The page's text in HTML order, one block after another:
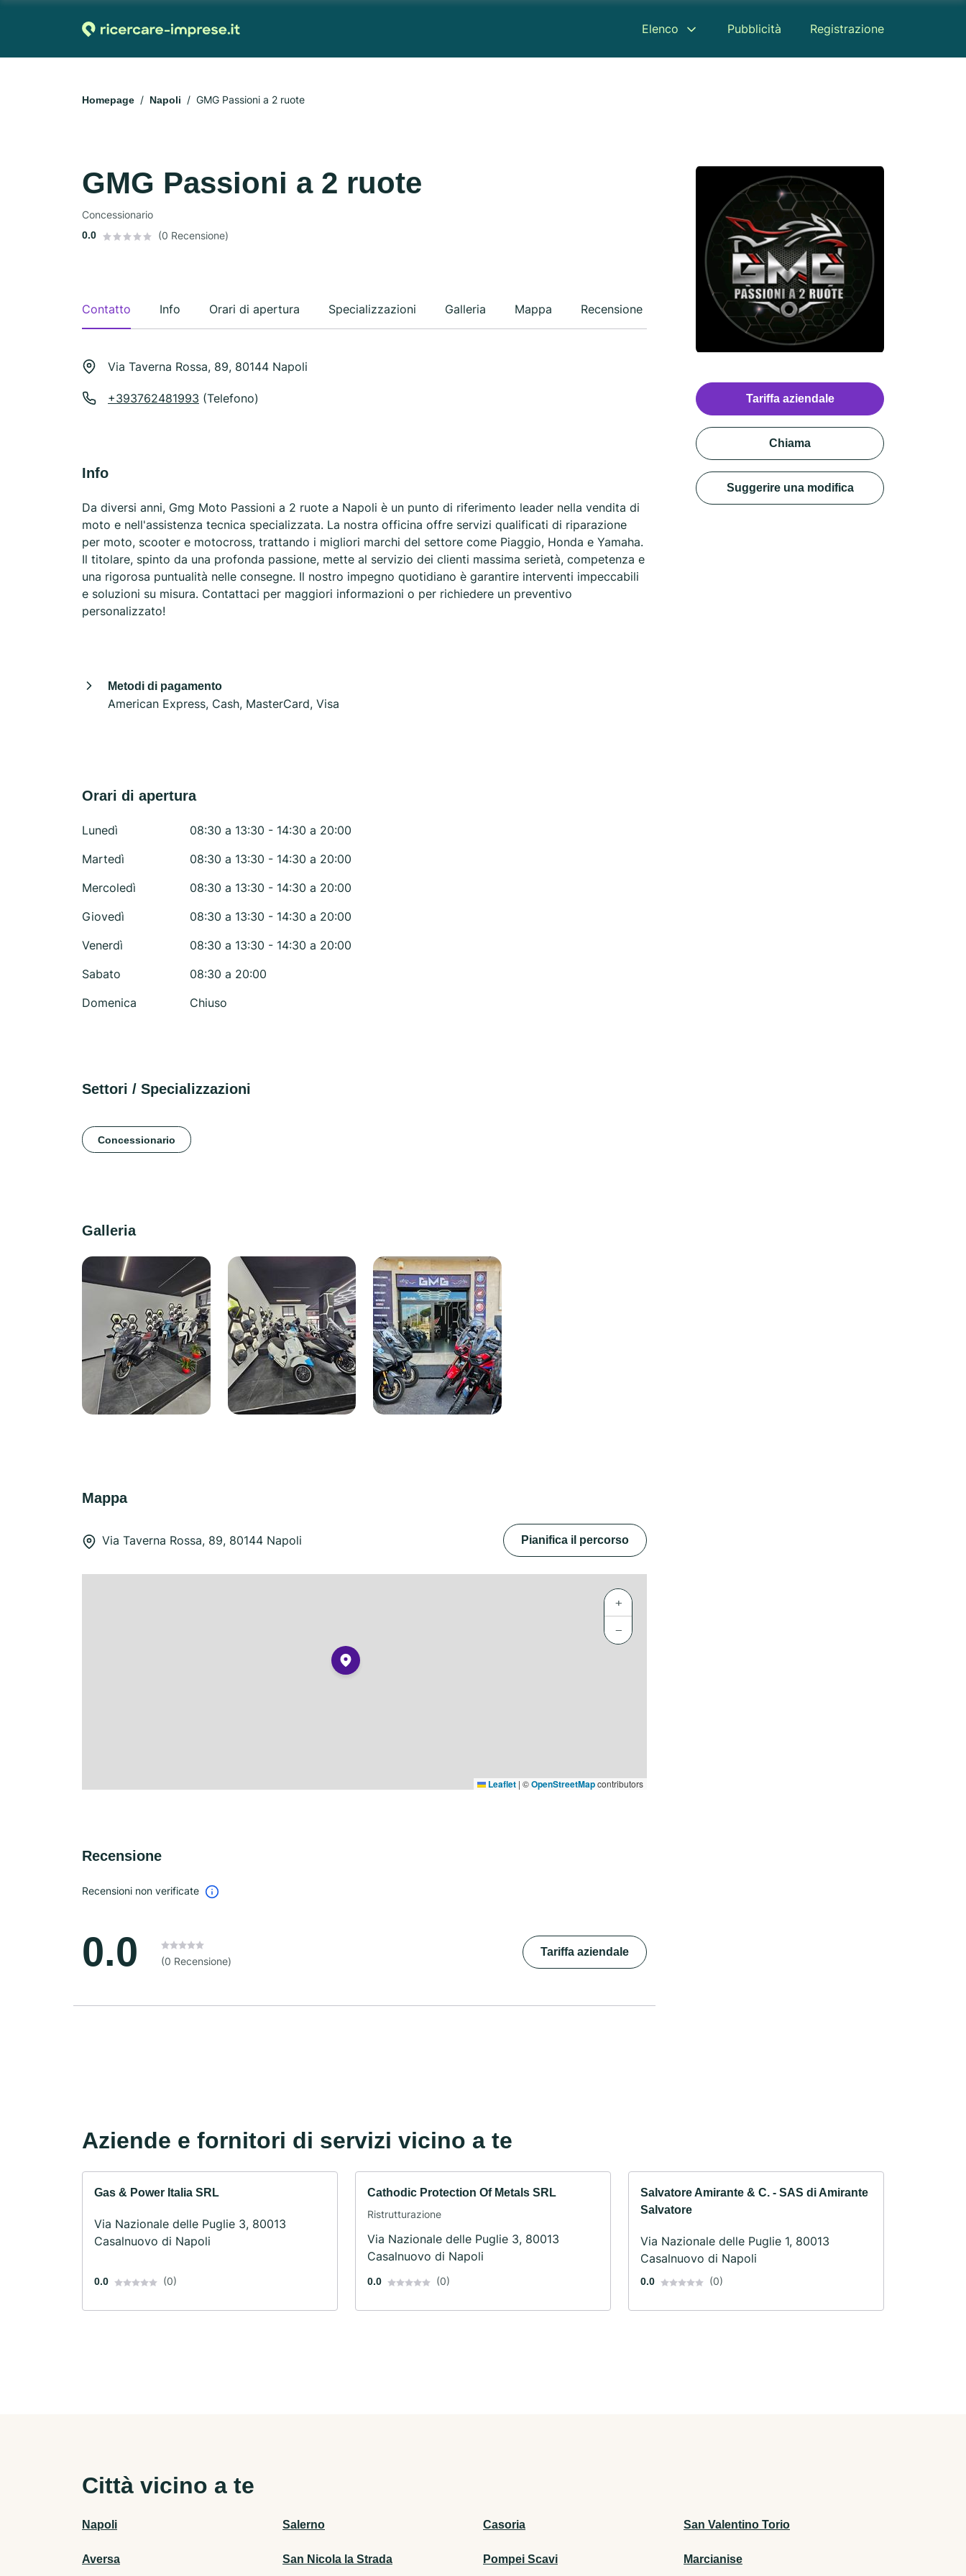
Elenco Pubblicità Registrazione
Homepage Napoli GMG Passioni a 2 ruote
GMG Passioni a 2 ruote
Concessionario
0.0 (0 Recensione)
Contatto Info Orari di apertura Specializzazioni Galleria Mappa Recensione
Via Taverna Rossa, 89, 80144 Napoli
+393762481993 (Telefono)
Info
Da diversi anni, Gmg Moto Passioni a 2 ruote a Napoli è un punto di riferimento leader nella vendita di
moto e nell'assistenza tecnica specializzata. La nostra officina offre servizi qualificati di riparazione
per moto, scooter e motocross, trattando i migliori marchi del settore come Piaggio, Honda e Yamaha.
Il titolare, spinto da una profonda passione, mette al servizio dei clienti massima serietà, competenza e
una rigorosa puntualità nelle consegne. Il nostro impegno quotidiano è garantire interventi impeccabili
e soluzioni su misura. Contattaci per maggiori informazioni o per richiedere un preventivo
personalizzato!
Metodi di pagamento
American Express, Cash, MasterCard, Visa
Orari di apertura
Lunedì
08:30 a 13:30 - 14:30 a 20:00
Martedì
08:30 a 13:30 - 14:30 a 20:00
Mercoledì
08:30 a 13:30 - 14:30 a 20:00
Giovedì
08:30 a 13:30 - 14:30 a 20:00
Venerdì
08:30 a 13:30 - 14:30 a 20:00
Sabato
08:30 a 20:00
Domenica
Chiuso
Settori / Specializzazioni
Concessionario
Galleria
Mappa
Via Taverna Rossa, 89, 80144 Napoli Pianifica il percorso
+
−
Leaflet | ©OpenStreetMapcontributors
Recensione
Recensioni non verificate
0.0 (0 Recensione)
Tariffa aziendale
Tariffa aziendale
Chiama
Suggerire una modifica
Aziende e fornitori di servizi vicino a te
Gas & Power Italia SRL
Via Nazionale delle Puglie 3, 80013
Casalnuovo di Napoli
0.0 (0)
Cathodic Protection Of Metals SRL
Ristrutturazione
Via Nazionale delle Puglie 3, 80013
Casalnuovo di Napoli
0.0 (0)
Salvatore Amirante & C. - SAS di Amirante
Salvatore
Via Nazionale delle Puglie 1, 80013
Casalnuovo di Napoli
0.0 (0)
Città vicino a te
Napoli Salerno Casoria San Valentino Torio
Aversa San Nicola la Strada Pompei Scavi Marcianise